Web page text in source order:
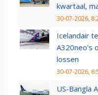
kwartaal,
30-07-2026,
Icelandair
A320neo's
lossen
30-07-2026,
US-Bangla